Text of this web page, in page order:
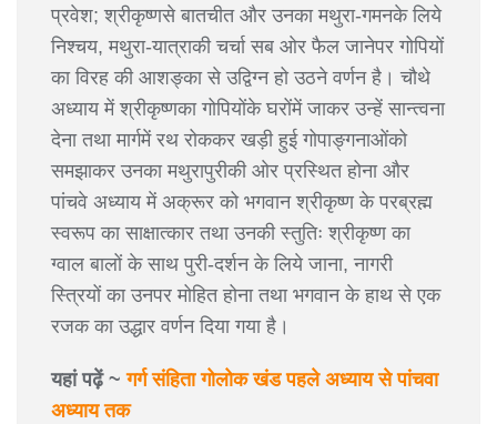
प्रवेश; श्रीकृष्णसे बातचीत और उनका मथुरा-गमनके लिये
निश्चय, मथुरा-यात्राकी चर्चा सब ओर फैल जानेपर गोपियों
का विरह की आशङ्का से उद्विग्न हो उठने वर्णन है। चौथे
अध्याय में श्रीकृष्णका गोपियोंके घरोंमें जाकर उन्हें सान्त्वना
देना तथा मार्गमें रथ रोककर खड़ी हुई गोपाङ्गनाओंको
समझाकर उनका मथुरापुरीकी ओर प्रस्थित होना और
पांचवे अध्याय में अक्रूर को भगवान श्रीकृष्ण के परब्रह्म
स्वरूप का साक्षात्कार तथा उनकी स्तुतिः श्रीकृष्ण का
ग्वाल बालों के साथ पुरी-दर्शन के लिये जाना, नागरी
स्त्रियों का उनपर मोहित होना तथा भगवान के हाथ से एक
रजक का उद्धार वर्णन दिया गया है।
यहां पढ़ें ~गर्ग संहिता गोलोक खंड पहले अध्याय से पांचवा
अध्याय तक